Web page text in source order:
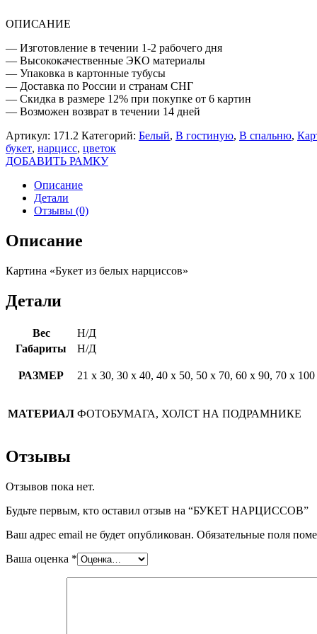
ОПИСАНИЕ
— Изготовление в течении 1-2 рабочего дня
— Высококачественные ЭКО материалы
— Упаковка в картонные тубусы
— Доставка по России и странам СНГ
— Скидка в размере 12% при покупке от 6 картин
— Возможен возврат в течении 14 дней
Артикул: 171.2 Категорий: Белый, В гостиную, В спальню,
букет, нарцисс, цветок
ДОБАВИТЬ РАМКУ
Описание
Детали
Отзывы (0)
Описание
Картина «Букет из белых нарциссов»
Детали
Вес
Н/Д
Габариты
Н/Д
РАЗМЕР 21 х 30, 30 х 40, 40 х 50, 50 х 70, 60 х 90, 70 х 100
МАТЕРИАЛ ФОТОБУМАГА, ХОЛСТ НА ПОДРАМНИКЕ
Отзывы
Отзывов пока нет.
Будьте первым, кто оставил отзыв на “БУКЕТ НАРЦИССОВ”
Ваш адрес email не будет опубликован. Обязательные поля
Ваша оценка *